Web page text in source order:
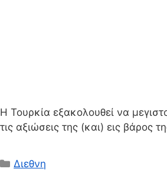
Η Τουρκία εξακολουθεί να
τις αξιώσεις της (και) εις βάρος
Κατηγορίες
Διεθνη